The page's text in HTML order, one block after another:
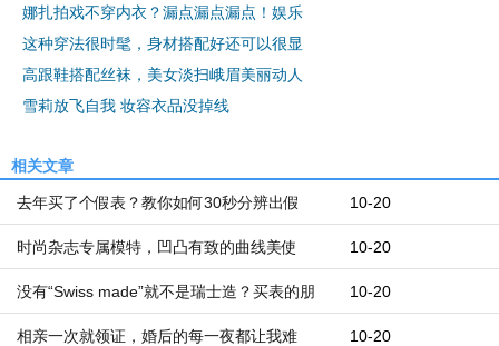
娜扎拍戏不穿内衣？漏点漏点漏点！娱乐
这种穿法很时髦，身材搭配好还可以很显
高跟鞋搭配丝袜，美女淡扫峨眉美丽动人
雪莉放飞自我 妆容衣品没掉线
相关文章
10-20
去年买了个假表？教你如何30秒分辨出假
10-20
时尚杂志专属模特，凹凸有致的曲线美使
10-20
没有“Swiss made”就不是瑞士造？买表的朋
10-20
相亲一次就领证，婚后的每一夜都让我难